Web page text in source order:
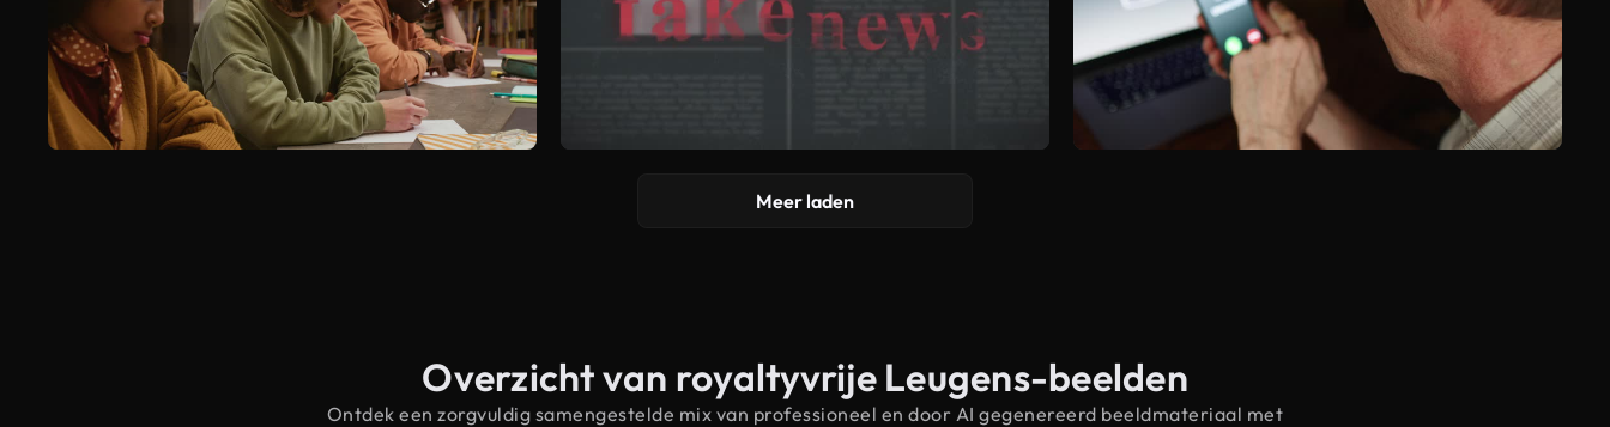
Meer laden
Overzicht van royaltyvrije Leugens-beelden
Ontdek een zorgvuldig samengestelde mix van professioneel en door AI gegenereerd beeldmateriaal met